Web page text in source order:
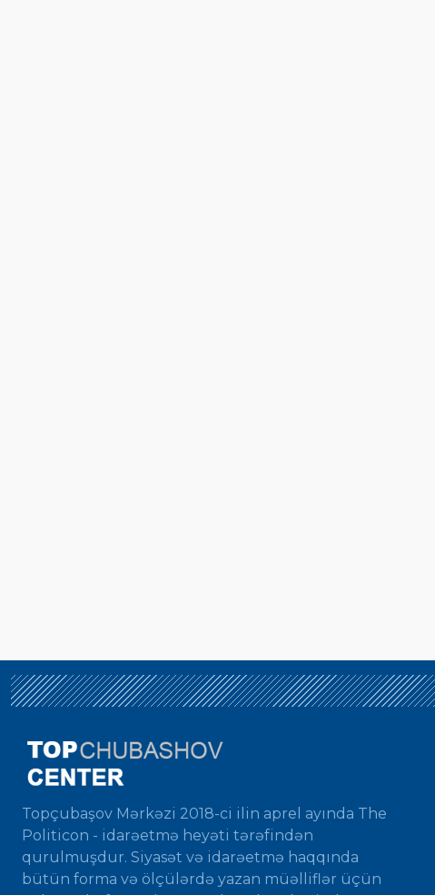
Topçubaşov Mərkəzi 2018-ci ilin aprel ayında The
Politicon - idarəetmə heyəti tərəfindən
qurulmuşdur. Siyasət və idarəetmə haqqında
bütün forma və ölçülərdə yazan müəlliflər üçün